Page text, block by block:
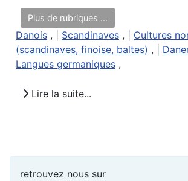
Plus de rubriques ...
Danois , | Scandinaves , | Cultures
(scandinaves, finoise, baltes) , |
Langues germaniques ,
Lire la suite...
retrouvez nous sur